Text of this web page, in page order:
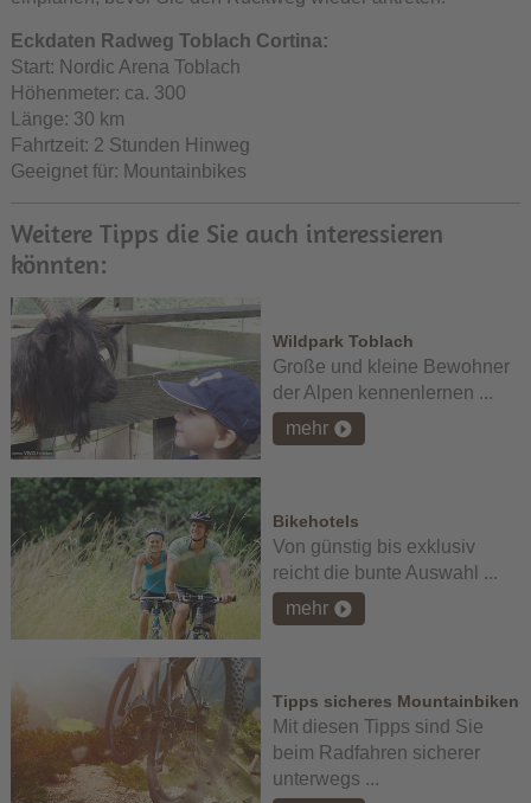
Eckdaten Radweg Toblach Cortina:
Start: Nordic Arena Toblach
Höhenmeter: ca. 300
Länge: 30 km
Fahrtzeit: 2 Stunden Hinweg
Geeignet für: Mountainbikes
Weitere Tipps die Sie auch interessieren
könnten:
Wildpark Toblach
Große und kleine Bewohner
der Alpen kennenlernen ...
mehr
Bikehotels
Von günstig bis exklusiv
reicht die bunte Auswahl ...
mehr
Tipps sicheres Mountainbiken
Mit diesen Tipps sind Sie
beim Radfahren sicherer
unterwegs ...